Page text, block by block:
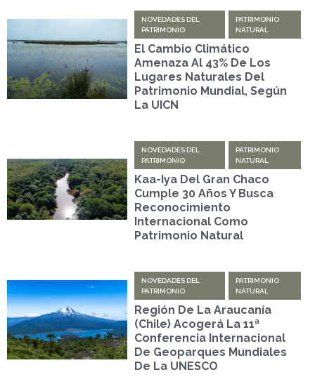
NOVEDADES DEL
PATRIMONIO
PATRIMONIO
NATURAL
El Cambio Climático
Amenaza Al 43% De Los
Lugares Naturales Del
Patrimonio Mundial, Según
La UICN
NOVEDADES DEL
PATRIMONIO
PATRIMONIO
NATURAL
Kaa-Iya Del Gran Chaco
Cumple 30 Años Y Busca
Reconocimiento
Internacional Como
Patrimonio Natural
NOVEDADES DEL
PATRIMONIO
PATRIMONIO
NATURAL
Región De La Araucanía
(Chile) Acogerá La 11ª
Conferencia Internacional
De Geoparques Mundiales
De La UNESCO